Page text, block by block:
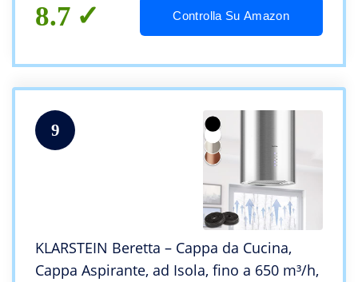
8.7 Controlla Su Amazon
9
KLARSTEIN Beretta – Cappa da Cucina,
Cappa Aspirante, ad Isola, fino a 650 m³/h,